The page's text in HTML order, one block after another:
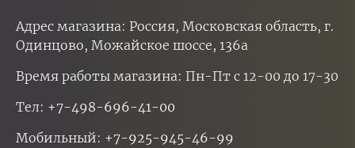
Адрес магазина: Россия, Московская область, г.
Одинцово, Можайское шоссе, 136а
Время работы магазина: Пн-Пт с 12-00 до 17-30
Тел: +7-498-696-41-00
Мобильный: +7-925-945-46-99